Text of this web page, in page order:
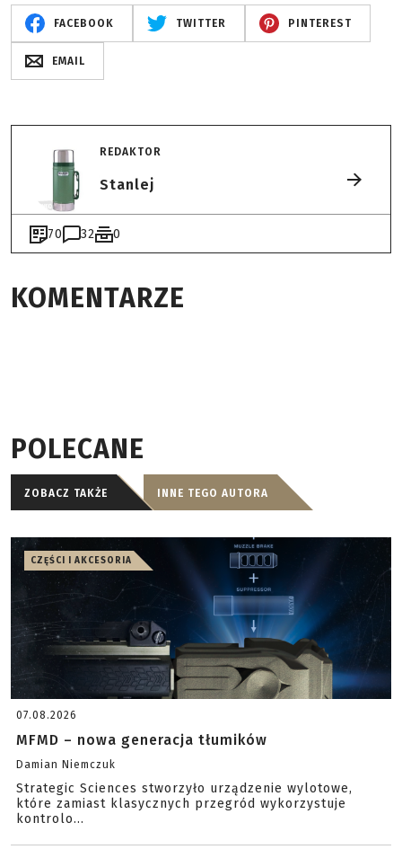
FACEBOOK TWITTER PINTEREST
EMAIL
REDAKTOR
Stanlej
70 32 0
KOMENTARZE
POLECANE
ZOBACZ TAKŻE INNE TEGO AUTORA
CZĘŚCI I AKCESORIA
07.08.2026
MFMD – nowa generacja tłumików
Damian Niemczuk
Strategic Sciences stworzyło urządzenie wylotowe,
które zamiast klasycznych przegród wykorzystuje
kontrolo...